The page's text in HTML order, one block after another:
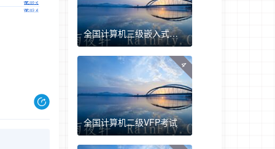
全国计算机三级嵌入式开发真题下载
4
全国计算机二级VFP考试